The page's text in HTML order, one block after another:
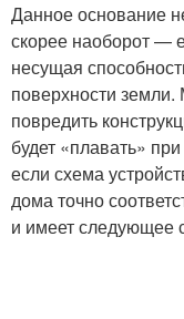
Данное основание
скорее наоборот —
несущая
поверхности
повредить
будет «плавать»
если схема
дома точно
и имеет следующее